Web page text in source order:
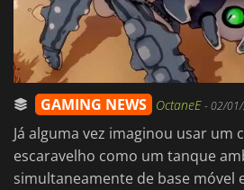
GAMING NEWS OctaneE-02/
Já alguma vez imaginou usar um
escaravelho como um tanque
simultaneamente de base móvel